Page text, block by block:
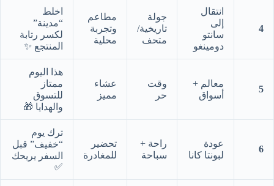
4
انتقال
إلى
سانتو
دومينغو
جولة
تاريخية/
متحف
مطاعم
وتجربة
محلية
اخلط
“مدينة”
لكسر رتابة
المنتجع ✨
5
معالم +
أسواق
وقت
حر
عشاء
مميز
هذا اليوم
ممتاز
للتسوق
والهدايا 🎁
6
عودة
لبونتا كانا
راحة +
سباحة
تحضير
للمغادرة
ترك يوم
“خفيف” قبل
السفر يريحك
✅